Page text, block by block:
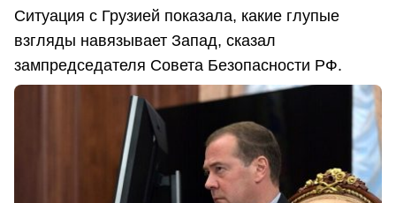
Ситуация с Грузией показала, какие глупые
взгляды навязывает Запад, сказал
зампредседателя Совета Безопасности РФ.